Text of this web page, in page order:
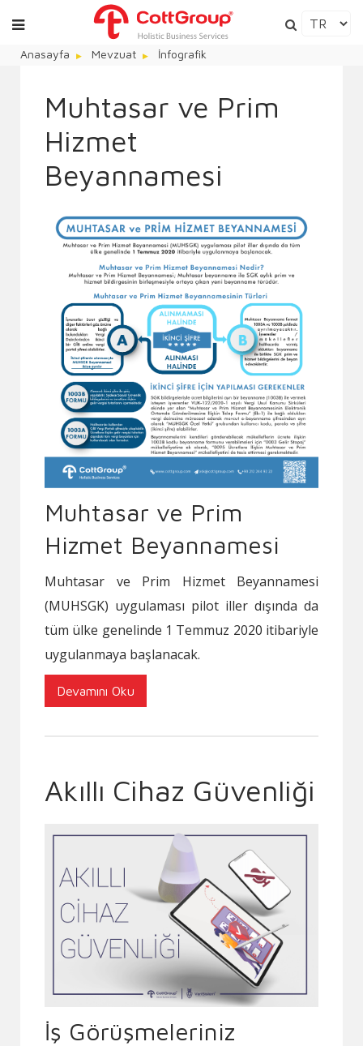
Anasayfa Mevzuat İnfografik
Muhtasar ve Prim
Hizmet
Beyannamesi
Muhtasar ve Prim
Hizmet Beyannamesi
Muhtasar ve Prim Hizmet Beyannamesi
(MUHSGK) uygulaması pilot iller dışında da
tüm ülke genelinde 1 Temmuz 2020 itibariyle
uygulanmaya başlanacak.
Devamını Oku
Akıllı Cihaz Güvenliği
İş Görüşmeleriniz